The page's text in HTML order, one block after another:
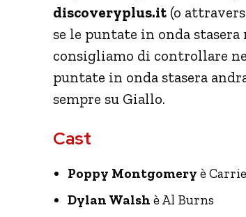
discoveryplus.it (o
se le puntate in onda
consigliamo di controllare
puntate in onda stasera
sempre su Giallo.
Cast
Poppy Montgomery è
Dylan Walsh è Al Burns